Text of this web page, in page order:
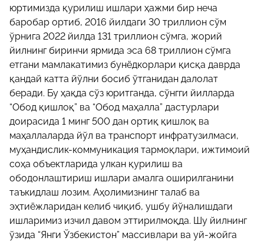
юртимизда қурилиш ишлари ҳажми бир неча
баробар ортиб, 2016 йилдаги 30 триллион сўм
ўрнига 2022 йилда 131 триллион сўмга, жорий
йилнинг биринчи ярмида эса 68 триллион сўмга
етгани мамлакатимиз бунёдкорлари қисқа даврда
қандай катта йўлни босиб ўтганидан далолат
беради. Бу ҳақда сўз юритганда, сўнгги йилларда
“Обод қишлоқ” ва “Обод маҳалла” дастурлари
доирасида 1 минг 500 дан ортиқ қишлоқ ва
маҳаллаларда йўл ва транспорт инфратузилмаси,
муҳандислик-коммуникация тармоқлари, ижтимоий
соҳа объектларида улкан қурилиш ва
ободонлаштириш ишлари амалга оширилганини
таъкидлаш лозим. Аҳолимизнинг талаб ва
эҳтиёжларидан келиб чиқиб, ушбу йўналишдаги
ишларимиз изчил давом эттирилмоқда. Шу йилнинг
ўзида “Янги Ўзбекистон” массивлари ва уй-жойга